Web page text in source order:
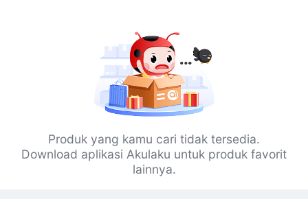
Produk yang kamu cari tidak tersedia.
Download aplikasi Akulaku untuk produk favorit
lainnya.